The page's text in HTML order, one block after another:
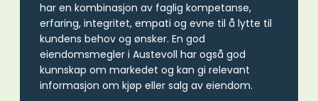
har en kombinasjon av faglig kompetanse,
erfaring, integritet, empati og evne til å lytte til
kundens behov og ønsker. En god
eiendomsmegler i Austevoll har også god
kunnskap om markedet og kan gi relevant
informasjon om kjøp eller salg av eiendom.